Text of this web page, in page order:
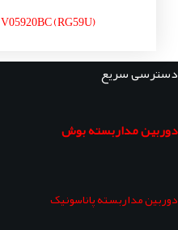
V05920BC (RG59U)
دسترسی سریع
دوربین مداربسته بوش
دوربین مداربسته پاناسونیک